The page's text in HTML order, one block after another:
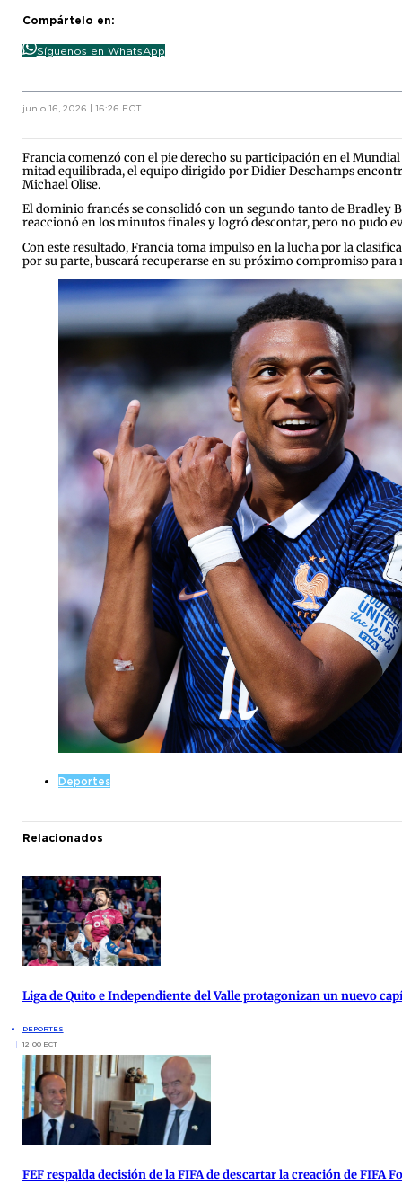
Compártelo en:
Síguenos en WhatsApp
junio 16, 2026 | 16:26 ECT
Francia comenzó con el pie derecho su participación en el
mitad equilibrada, el equipo dirigido por Didier Deschamps
Michael Olise.
El dominio francés se consolidó con un segundo tanto de Bradley
reaccionó en los minutos finales y logró descontar, pero no pudo
Con este resultado, Francia toma impulso en la lucha por la
por su parte, buscará recuperarse en su próximo compromiso
Deportes
Relacionados
Liga de Quito e Independiente del Valle protagonizan un nuevo
DEPORTES
12:00 ECT
FEF respalda decisión de la FIFA de descartar la creación de FIFA